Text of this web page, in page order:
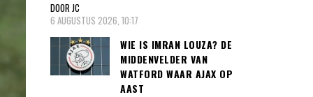
DOOR JC
6 AUGUSTUS 2026, 10:17
WIE IS IMRAN LOUZA? DE
MIDDENVELDER VAN
WATFORD WAAR AJAX OP
AAST